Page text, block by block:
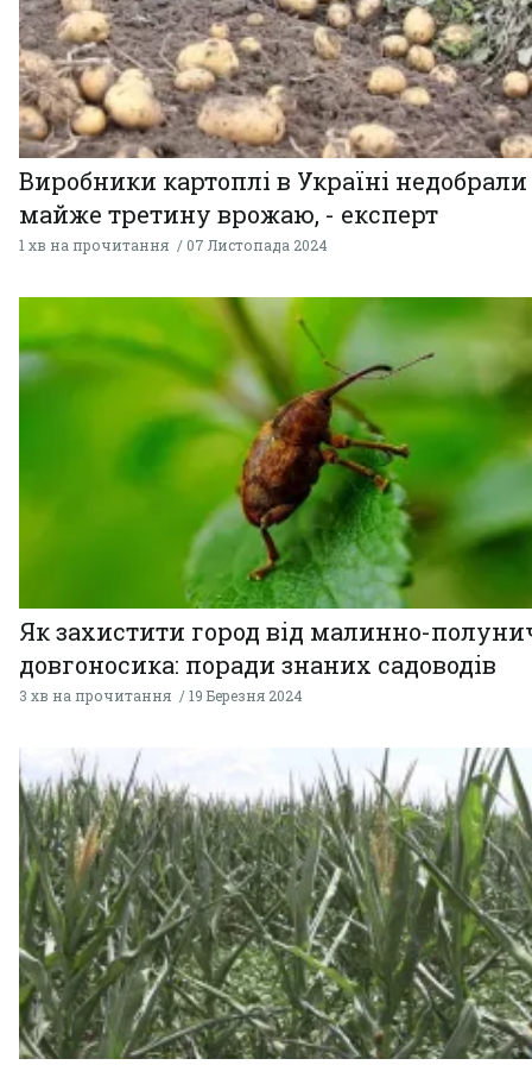
Виробники картоплі в Україні недобрали
майже третину врожаю, - експерт
1 хв на прочитання 07 Листопада 2024
Як захистити город від малинно-
довгоносика: поради знаних садоводів
3 хв на прочитання 19 Березня 2024